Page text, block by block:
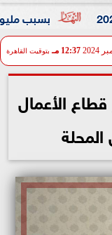
مليون جنيه.. ضبط
12:37 مـ بتوقيت القاهرة
الأعمال